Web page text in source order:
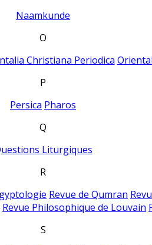
Naamkunde
O
Christiana Periodica
P
Persica Pharos
Q
Liturgiques
R
Revue de Qumran
Revue Philosophique de Louvain
S